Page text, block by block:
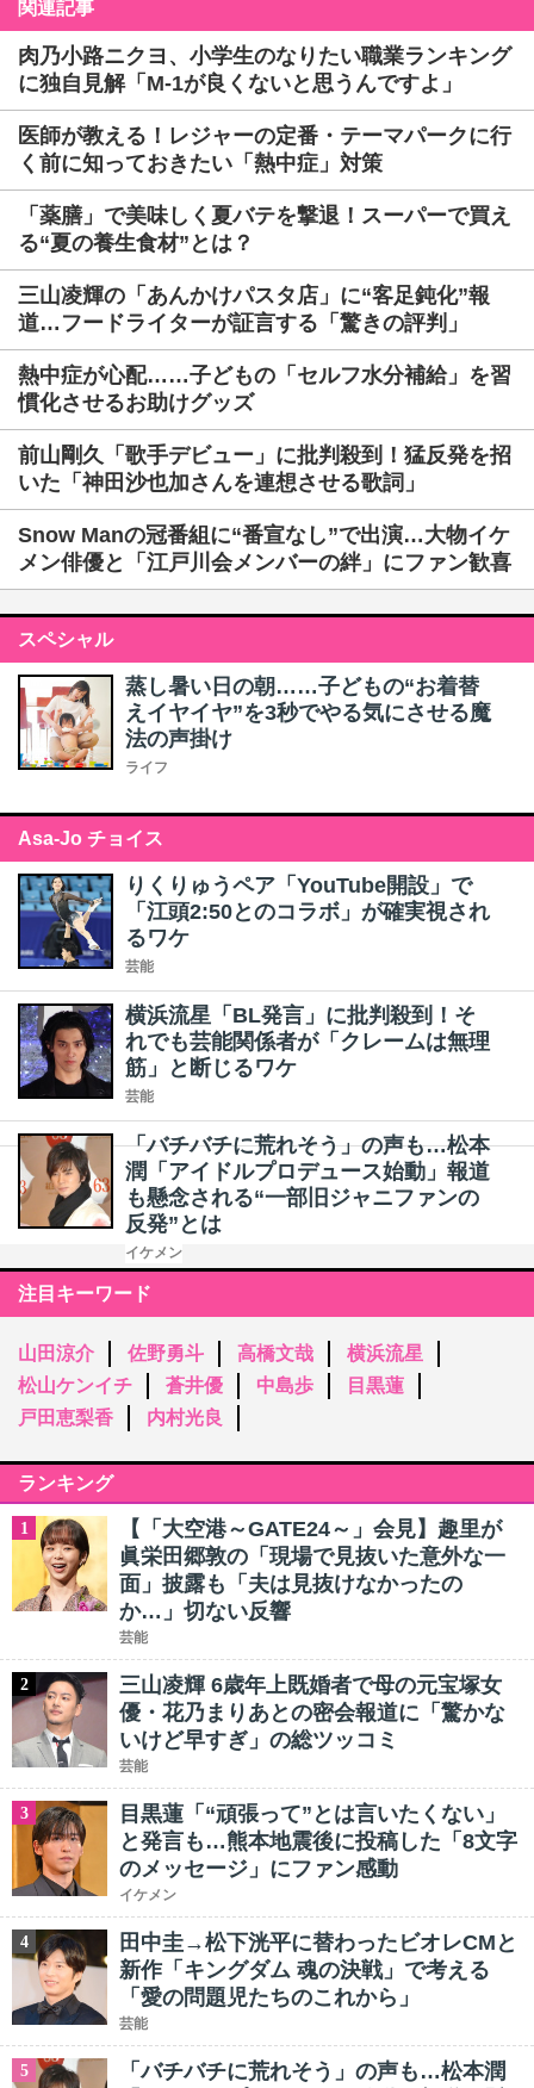
関連記事
肉乃小路ニクヨ、小学生のなりたい職業ランキング
に独自見解「M-1が良くないと思うんですよ」
医師が教える！レジャーの定番・テーマパークに行
く前に知っておきたい「熱中症」対策
「薬膳」で美味しく夏バテを撃退！スーパーで買え
る“夏の養生食材”とは？
三山凌輝の「あんかけパスタ店」に“客足鈍化”報
道…フードライターが証言する「驚きの評判」
熱中症が心配……子どもの「セルフ水分補給」を習
慣化させるお助けグッズ
前山剛久「歌手デビュー」に批判殺到！猛反発を招
いた「神田沙也加さんを連想させる歌詞」
Snow Manの冠番組に“番宣なし”で出演…大物イケ
メン俳優と「江戸川会メンバーの絆」にファン歓喜
スペシャル
蒸し暑い日の朝……子どもの“お着替
えイヤイヤ”を3秒でやる気にさせる魔
法の声掛け
ライフ
Asa-Jo チョイス
りくりゅうペア「YouTube開設」で
「江頭2:50とのコラボ」が確実視され
るワケ
芸能
横浜流星「BL発言」に批判殺到！そ
れでも芸能関係者が「クレームは無理
筋」と断じるワケ
芸能
「バチバチに荒れそう」の声も…松本
潤「アイドルプロデュース始動」報道
も懸念される“一部旧ジャニファンの
反発”とは
イケメン
注目キーワード
山田涼介 佐野勇斗 高橋文哉
横浜流星
松山ケンイチ
蒼井優 中島歩
目黒蓮
戸田恵梨香
内村光良
ランキング
1
【「大空港～GATE24～」会見】趣里が
眞栄田郷敦の「現場で見抜いた意外な一
面」披露も「夫は見抜けなかったの
か…」切ない反響
芸能
2
三山凌輝 6歳年上既婚者で母の元宝塚女
優・花乃まりあとの密会報道に「驚かな
いけど早すぎ」の総ツッコミ
芸能
3
目黒蓮「“頑張って”とは言いたくない」
と発言も…熊本地震後に投稿した「8文字
のメッセージ」にファン感動
イケメン
4
田中圭→松下洸平に替わったビオレCMと
新作「キングダム 魂の決戦」で考える
「愛の問題児たちのこれから」
芸能
5
「バチバチに荒れそう」の声も…松本潤